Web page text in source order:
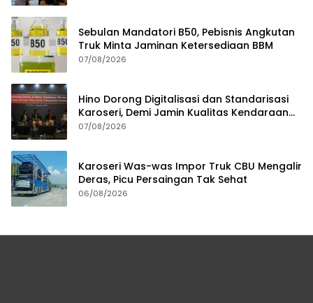
Sebulan Mandatori B50, Pebisnis Angkutan
Truk Minta Jaminan Ketersediaan BBM
07/08/2026
Hino Dorong Digitalisasi dan Standarisasi
Karoseri, Demi Jamin Kualitas Kendaraan
Pelanggan
07/08/2026
Karoseri Was-was Impor Truk CBU Mengalir
Deras, Picu Persaingan Tak Sehat
06/08/2026